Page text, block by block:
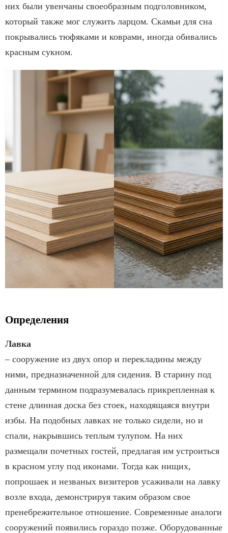
них были увенчаны своеобразным подголовником,
который также мог служить ларцом. Скамьи для сна
покрывались тюфяками и коврами, иногда обивались
красным сукном.
Определения
Лавка
– сооружение из двух опор и перекладины между
ними, предназначенной для сидения. В старину под
данным термином подразумевалась прикрепленная к
стене длинная доска без стоек, находящаяся внутри
избы. На подобных лавках не только сидели, но и
спали, накрывшись теплым тулупом. На них
размещали почетных гостей, предлагая им устроиться
в красном углу под иконами. Тогда как нищих,
попрошаек и незваных визитеров усаживали на лавку
возле входа, демонстрируя таким образом свое
пренебрежительное отношение. Современные аналоги
сооружений появились гораздо позже. Оборудованные